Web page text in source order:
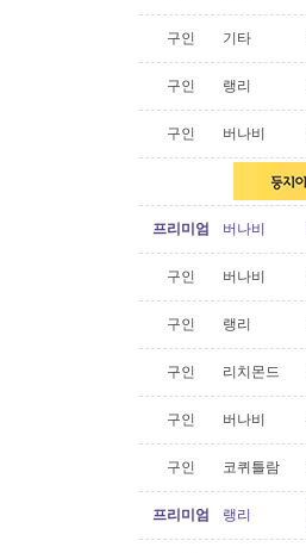
구인 기타
구인 랭리
구인 버나비
프리미엄 버나비
구인 버나비
구인 랭리
구인 리치몬드
구인 버나비
구인 코퀴틀람
프리미엄 랭리